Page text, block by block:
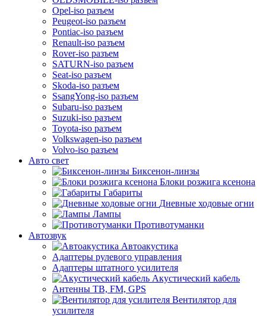
Opel-iso разъем
Peugeot-iso разъем
Pontiac-iso разъем
Renault-iso разъем
Rover-iso разъем
SATURN-iso разъем
Seat-iso разъем
Skoda-iso разъем
SsangYong-iso разъем
Subaru-iso разъем
Suzuki-iso разъем
Toyota-iso разъем
Volkswagen-iso разъем
Volvo-iso разъем
Авто свет
Биксенон-линзы
Блоки розжига ксенона
Габариты
Дневные ходовые огни
Лампы
Противотуманки
Автозвук
Автоакустика
Адаптеры рулевого управления
Адаптеры штатного усилителя
Акустический кабель
Антенны ТВ, FM, GPS
Вентилятор для
усилителя